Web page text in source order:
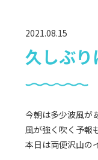
2021.08.15
久しぶり
今朝は多少波風が
風が強く吹く予報
本日は両便沢山の